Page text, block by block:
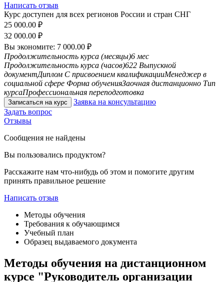
Написать отзыв
Курс доступен для всех регионов России и стран СНГ
25 000.00 ₽
32 000.00 ₽
Вы экономите: 7 000.00 ₽
Продолжительность курса (месяцы)6 мес
Продолжительность курса (часов)622 Выпускной
документДиплом С присвоением квалификацииМенеджер в
социальной сфере Форма обученияЗаочная дистанционно Тип
курсаПрофессиональная переподготовка
Записаться на курс
Заявка на консультацию
Задать вопрос
Отзывы
Сообщения не найдены
Вы пользовались продуктом?
Расскажите нам что-нибудь об этом и помогите другим
принять правильное решение
Написать отзыв
Методы обучения
Требования к обучающимся
Учебный план
Образец выдаваемого документа
Методы обучения на дистанционном
курсе "Руководитель организации